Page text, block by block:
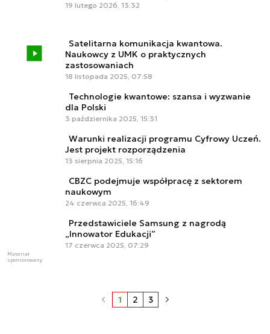
19 lutego 2026, 13:32
Satelitarna komunikacja kwantowa.
Naukowcy z UMK o praktycznych
zastosowaniach
18 listopada 2025, 07:58
Technologie kwantowe: szansa i wyzwanie
dla Polski
3 października 2025, 15:31
Warunki realizacji programu Cyfrowy Uczeń.
Jest projekt rozporządzenia
13 sierpnia 2025, 15:16
CBZC podejmuje współpracę z sektorem
naukowym
24 czerwca 2025, 16:49
Materiał
sponsorowany
Przedstawiciele Samsung z nagrodą
„Innowator Edukacji”
17 czerwca 2025, 07:29
1 2 3